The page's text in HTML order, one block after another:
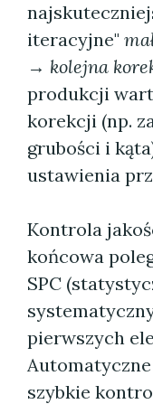
iteracyjne"
→ kolejna
produkcji
korekcji (np.
grubości i
ustawienia
Kontrola
końcowa
SPC
pierwszych
szybkie